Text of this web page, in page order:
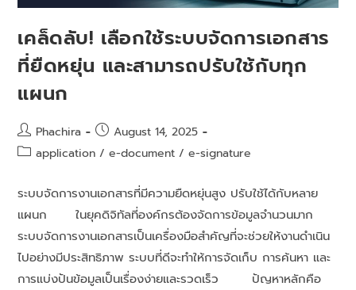
เคล็ดลับ! เลือกใช้ระบบจัดการเอกสาร
ที่ยืดหยุ่น และสามารถปรับใช้กับทุก
แผนก
Phachira
August 14, 2025
application / e-document / e-signature
ระบบจัดการงานเอกสารที่มีความยืดหยุ่นสูง ปรับใช้ได้กับหลาย
แผนก ในยุคดิจิทัลที่องค์กรต้องจัดการข้อมูลจำนวนมาก
ระบบจัดการงานเอกสารเป็นเครื่องมือสำคัญที่จะช่วยให้งานดำเนิน
ไปอย่างมีประสิทธิภาพ ระบบที่ดีจะทำให้การจัดเก็บ การค้นหา และ
การแบ่งปันข้อมูลเป็นเรื่องง่ายและรวดเร็ว ปัญหาหลักคือ